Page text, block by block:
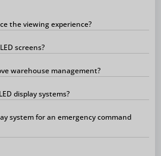
the viewing experience?
screens?
warehouse management?
display systems?
system for an emergency command